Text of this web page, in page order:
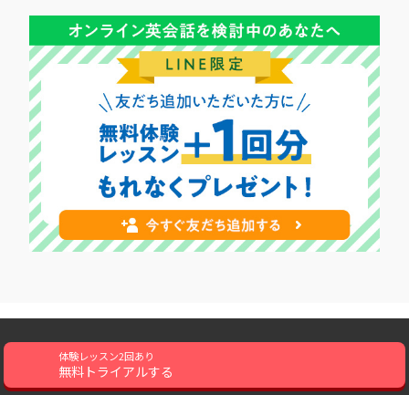
体験レッスン2回あり
無料トライアルする
資金決済法に基づく表示
プライバシーポリシー